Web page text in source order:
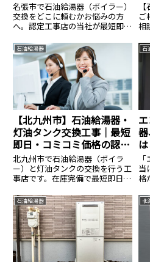
名張市で石油給湯器（ボイラー）
交換をどこに頼むかお悩みの方
へ。認定工事店の当社が最短即日
フィールの在庫多数。寒冷地特有
の凍結対策も万全に、資格保有者
が工事費込みの適正価格で施工。
見積もり無料。
ご
相
相
時
内
石油給湯器
【北九州市】石油給湯器・
灯油タンク交換工事｜最短
即日・コミコミ価格の認定
施工店
北九州市で石油給湯器（ボイラ
ー）と灯油タンクの交換を行う工
事店です。在庫完備で最短即日対
策を含めた確実な施工を行いま
す。本体＋標準工事＋処分費の総
額提示。
石
当
格
が
換
石油給湯器